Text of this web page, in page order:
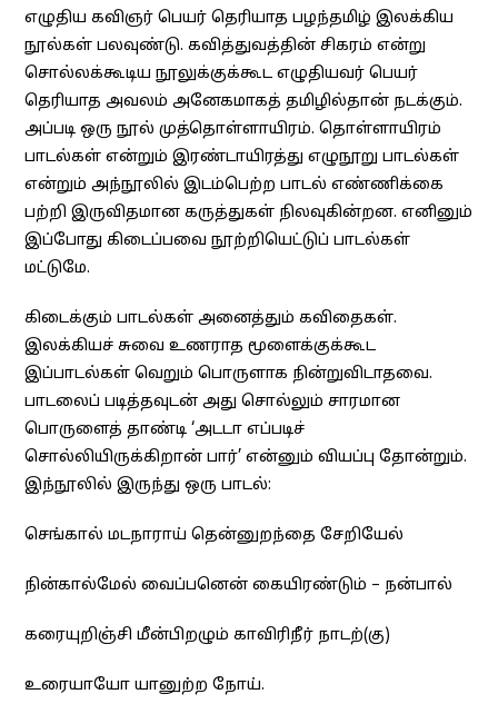
எழுதிய கவிஞர் பெயர் தெரியாத பழந்தமிழ் இலக்கிய
நூல்கள் பலவுண்டு. கவித்துவத்தின் சிகரம் என்று
சொல்லக்கூடிய நூலுக்குக்கூட எழுதியவர் பெயர்
தெரியாத அவலம் அனேகமாகத் தமிழில்தான் நடக்கும்.
அப்படி ஒரு நூல் முத்தொள்ளாயிரம். தொள்ளாயிரம்
பாடல்கள் என்றும் இரண்டாயிரத்து எழுநூறு பாடல்கள்
என்றும் அந்நூலில் இடம்பெற்ற பாடல் எண்ணிக்கை
பற்றி இருவிதமான கருத்துகள் நிலவுகின்றன. எனினும்
இப்போது கிடைப்பவை நூற்றியெட்டுப் பாடல்கள்
மட்டுமே.
கிடைக்கும் பாடல்கள் அனைத்தும் கவிதைகள்.
இலக்கியச் சுவை உணராத மூளைக்குக்கூட
இப்பாடல்கள் வெறும் பொருளாக நின்றுவிடாதவை.
பாடலைப் படித்தவுடன் அது சொல்லும் சாரமான
பொருளைத் தாண்டி ‘அடடா எப்படிச்
சொல்லியிருக்கிறான் பார்’ என்னும் வியப்பு தோன்றும்.
இந்நூலில் இருந்து ஒரு பாடல்:
செங்கால் மடநாராய் தென்னுறந்தை சேறியேல்
நின்கால்மேல் வைப்பனென் கையிரண்டும் – நன்பால்
கரையுறிஞ்சி மீன்பிறழும் காவிரிநீர் நாடற்(கு)
உரையாயோ யானுற்ற நோய்.